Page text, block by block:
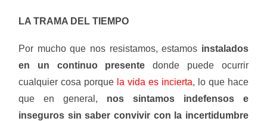
LA TRAMA DEL TIEMPO
Por mucho que nos resistamos, estamos instalados
en un continuo presente donde puede ocurrir
cualquier cosa porque la vida es incierta, lo que hace
que en general, nos sintamos indefensos e
inseguros sin saber convivir con la incertidumbre